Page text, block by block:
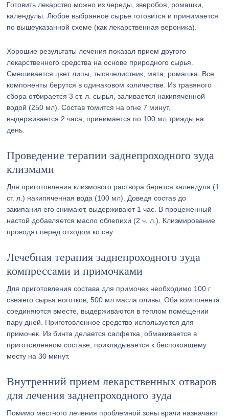
Готовить лекарство можно из череды, зверобоя, ромашки,
календулы. Любое выбранное сырье готовится и принимается
по вышеуказанной схеме (как лекарственная вероника).
Хорошие результаты лечения показал прием другого
лекарственного средства на основе природного сырья.
Смешивается цвет липы, тысячелистник, мята, ромашка. Все
компоненты берутся в одинаковом количестве. Из травяного
сбора отбирается 3 ст. л. сырья, заливается накипяченной
водой (250 мл). Состав томится на огне 7 минут,
выдерживается 2 часа, принимается по 100 мл трижды на
день.
Проведение терапии заднепроходного зуда
клизмами
Для приготовления клизмового раствора берется календула (1
ст. л.) накипяченная вода (100 мл). Доведя состав до
закипания его снимают, выдерживают 1 час. В процеженный
настой добавляется масло облепихи (2 ч. л.). Клизмирование
проводят перед отходом ко сну.
Лечебная терапия заднепроходного зуда
компрессами и примочками
Для приготовления состава для примочек необходимо 100 г
свежего сырья ноготков, 500 мл масла оливы. Оба компонента
соединяются вместе, выдерживаются в теплом помещении
пару дней. Приготовленное средство используется для
примочек. Из бинта делается салфетка, обмакивается в
приготовленном составе, прикладывается к беспокоящему
месту на 30 минут.
Внутренний прием лекарственных отваров
для лечения заднепроходного зуда
Помимо местного лечения проблемной зоны врачи назначают